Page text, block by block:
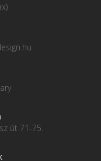
út 71-75.